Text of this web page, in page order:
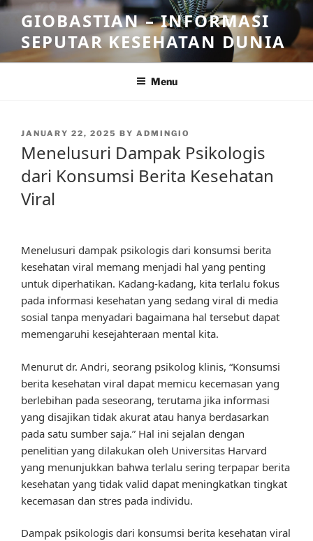
Skip
content
GIOBASTIAN – INFORMASI
SEPUTAR KESEHATAN DUNIA
Menu
POSTED
JANUARY 22, 2025 BY ADMINGIO
Menelusuri Dampak Psikologis
dari Konsumsi Berita Kesehatan
Viral
Menelusuri dampak psikologis dari konsumsi berita
kesehatan viral memang menjadi hal yang penting
untuk diperhatikan. Kadang-kadang, kita terlalu fokus
pada informasi kesehatan yang sedang viral di media
sosial tanpa menyadari bagaimana hal tersebut dapat
memengaruhi kesejahteraan mental kita.
Menurut dr. Andri, seorang psikolog klinis, “Konsumsi
berita kesehatan viral dapat memicu kecemasan yang
berlebihan pada seseorang, terutama jika informasi
yang disajikan tidak akurat atau hanya berdasarkan
pada satu sumber saja.” Hal ini sejalan dengan
penelitian yang dilakukan oleh Universitas Harvard
yang menunjukkan bahwa terlalu sering terpapar berita
kesehatan yang tidak valid dapat meningkatkan tingkat
kecemasan dan stres pada individu.
Dampak psikologis dari konsumsi berita kesehatan viral